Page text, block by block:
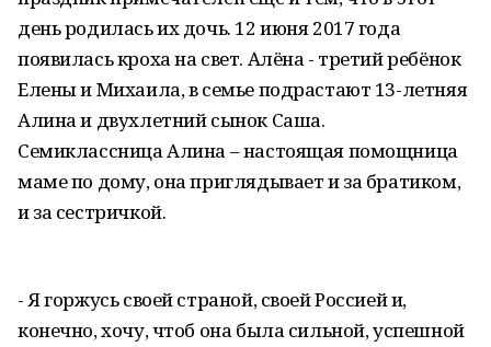
день родилась их дочь. 12 июня 2017 года
появилась кроха на свет. Алёна - третий ребёнок
Елены и Михаила, в семье подрастают 13-летняя
Алина и двухлетний сынок Саша.
Семиклассница Алина – настоящая помощница
маме по дому, она приглядывает и за братиком,
и за сестричкой.
- Я горжусь своей страной, своей Россией и,
конечно, хочу, чтоб она была сильной, успешной